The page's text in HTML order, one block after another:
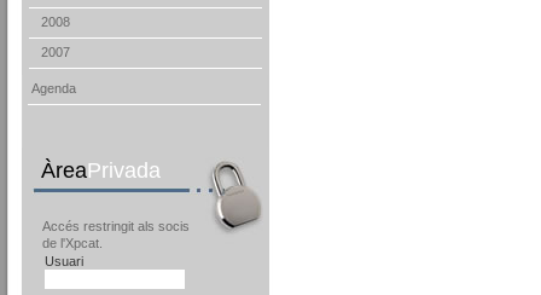
2008
2007
Agenda
ÀreaPrivada
Accés restringit als socis
de l'Xpcat.
Usuari